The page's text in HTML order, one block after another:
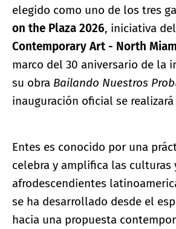
elegido como uno de los tres
on the Plaza 2026, iniciativa del
Contemporary Art - North
marco del 30 aniversario de la
su obra Bailando Nuestros
inauguración oficial se
Entes es conocido por una
celebra y amplifica las culturas
afrodescendientes
se ha desarrollado desde el
hacia una propuesta